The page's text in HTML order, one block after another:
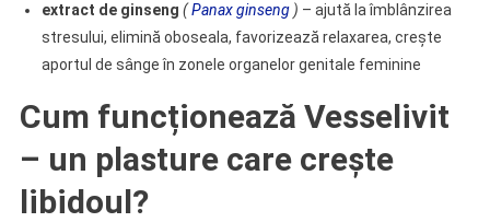
extract de ginseng (Panax ginseng) – ajută la îmblânzirea
stresului, elimină oboseala, favorizează relaxarea, crește
aportul de sânge în zonele organelor genitale feminine
Cum funcționează Vesselivit
– un plasture care crește
libidoul?